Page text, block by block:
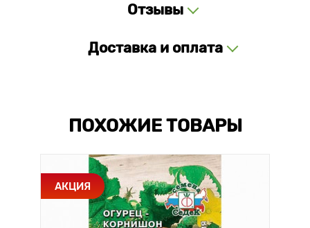
Отзывы
Доставка и оплата
ПОХОЖИЕ ТОВАРЫ
АКЦИЯ